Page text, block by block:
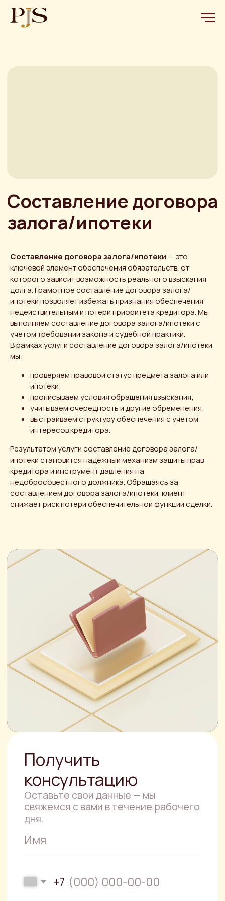
Составление договора залога/ипотеки — это
ключевой элемент обеспечения обязательств, от
которого зависит возможность реального взыскания
долга. Грамотное составление договора залога/
ипотеки позволяет избежать признания обеспечения
недействительным и потери приоритета кредитора. Мы
выполняем составление договора залога/ипотеки с
учётом требований закона и судебной практики.
В рамках услуги составление договора залога/ипотеки
мы:
проверяем правовой статус предмета залога или
ипотеки;
прописываем условия обращения взыскания;
учитываем очередность и другие обременения;
выстраиваем структуру обеспечения с учётом
интересов кредитора.
Результатом услуги составление договора залога/
ипотеки становится надёжный механизм защиты прав
кредитора и инструмент давления на
недобросовестного должника. Обращаясь за
составлением договора залога/ипотеки, клиент
снижает риск потери обеспечительной функции сделки.
консультацию
Оставьте свои данные — мы
свяжемся с вами в течение рабочего
ОТПРАВИТЬ ЗАЯВКУ
Нажимая кнопку, вы соглашаетесь с
политикой конфиденциальности.
Другие услуги
Юридическая
консультация
Специалисты компании PJS готовы
документов